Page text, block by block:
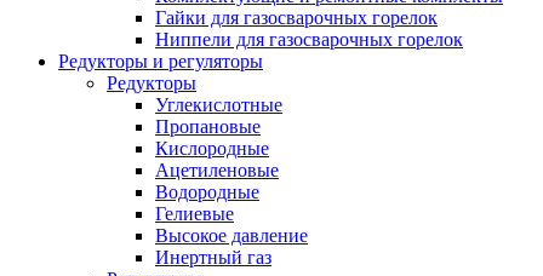
Гайки для газосварочных горелок
Ниппели для газосварочных горелок
Редукторы и регуляторы
Редукторы
Углекислотные
Пропановые
Кислородные
Ацетиленовые
Водородные
Гелиевые
Высокое давление
Инертный газ